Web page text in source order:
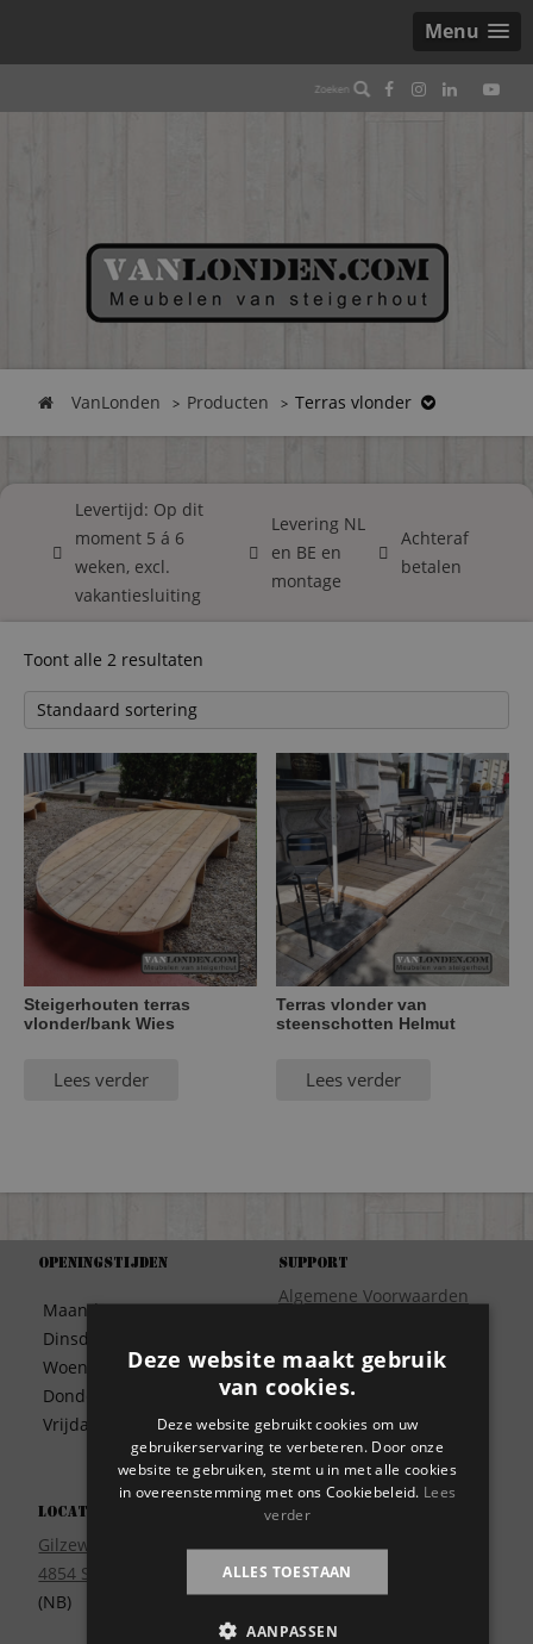
Menu
VanLonden Producten Terras vlonder
Levertijd: Op dit
moment 5 á 6
weken, excl.
vakantiesluiting
Levering NL
en BE en
montage
Achteraf
betalen
Toont alle 2 resultaten
Steigerhouten terras
vlonder/bank Wies
Lees verder
Terras vlonder van
steenschotten Helmut
Lees verder
Openingstijden
Maandag
Dinsdag
Woensdag
Donderdag
Vrijdag
09:30 – 17:00
09:30 – 17:00
09:30 – 17:00
09:30 – 17:00
Locatie
Gilzeweg 17
4854 SE Bavel
(NB)
Support
Algemene Voorwaarden
Bezorgen
Contact
Garantie
Meest gestelde vragen
Privacy
Wie zijn wij?
Deze website maakt gebruik
van cookies.
Deze website gebruikt cookies om uw
gebruikerservaring te verbeteren. Door onze
website te gebruiken, stemt u in met alle cookies
in overeenstemming met ons Cookiebeleid. Lees
verder
ALLES TOESTAAN
AANPASSEN